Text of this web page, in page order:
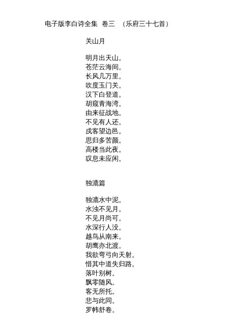
关山月
明月出天山。
苍茫云海间。
长风几万里。
吹度玉门关。
汉下白登道。
胡窥青海湾。
由来征战地。
不见有人还。
戍客望边邑。
思归多苦颜。
高楼当此夜。
叹息未应闲。
独漉篇
独漉水中泥。
水浊不见月。
不见月尚可。
水深行人没。
越鸟从南来。
胡鹰亦北渡。
我欲弯弓向天射。
惜其中道失归路。
落叶别树。
飘零随风。
客无所托。
悲与此同。
罗帏舒卷。